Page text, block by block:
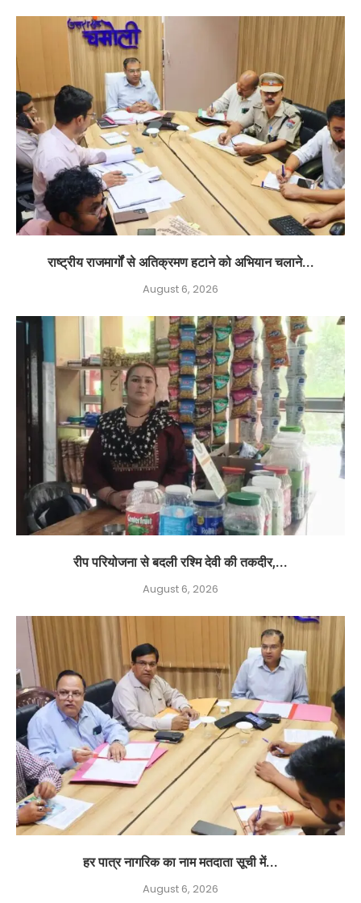
राष्ट्रीय राजमार्गों से अतिक्रमण हटाने को अभियान चलाने...
August 6, 2026
रीप परियोजना से बदली रश्मि देवी की तकदीर,...
August 6, 2026
हर पात्र नागरिक का नाम मतदाता सूची में...
August 6, 2026